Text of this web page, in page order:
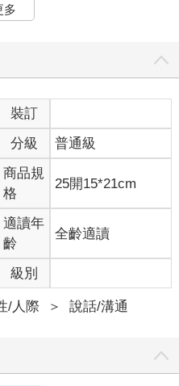
然會想離開好不容易進去的
一來，對方或許就會感受到被
用詞」不同。前者是評斷與建
內心的表達，因此若要改變我
必須改變我們與他人建立關係
在於其背後的心理運作模式：
reading）在運作，後者則是
用。本書所說的「讀心」，
對方的內心狀態；而「體心」
的內心正發生什麼。因此，當
地給予建議或批判，而能夠展
，掌握他人內心狀態，是一種
微想像一下，人類的祖先面臨
草原，此舉大大提高了生存的
者，在這樣的環境中，我們
而是選擇群體性的生存策略。
防禦周圍，彼此緊密地團結在
多
裝訂
分級 普通級
商品規
格
25開15*21cm
適讀年
齡
全齡適讀
級別
/人際 ＞ 說話/溝通